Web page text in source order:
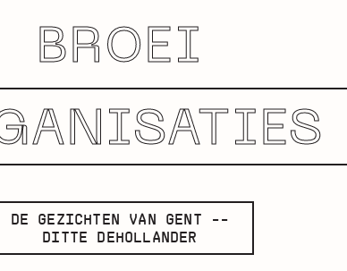
BROEI
DE GEZICHTEN VAN GENT --
DITTE DEHOLLANDER